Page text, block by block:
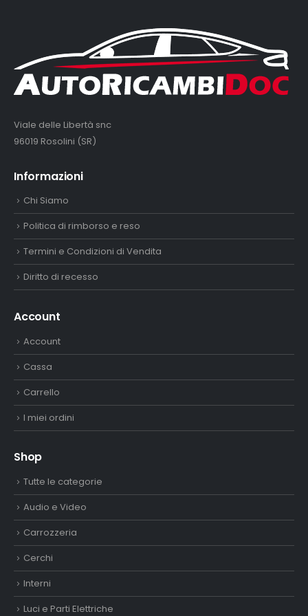
Viale delle Libertà snc
96019 Rosolini (SR)
Informazioni
Chi Siamo
Politica di rimborso e reso
Termini e Condizioni di Vendita
Diritto di recesso
Account
Account
Cassa
Carrello
I miei ordini
Shop
Tutte le categorie
Audio e Video
Carrozzeria
Cerchi
Interni
Luci e Parti Elettriche